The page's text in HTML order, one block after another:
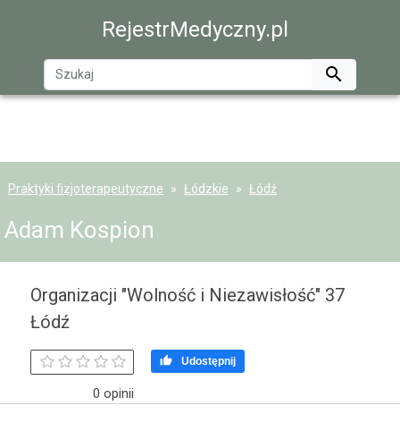
RejestrMedyczny.pl

Praktyki fizjoterapeutyczne Łódzkie Łódź
Adam Kospion
Organizacji "Wolność i Niezawisłość" 37
Łódź
0 opinii
 Udostępnij